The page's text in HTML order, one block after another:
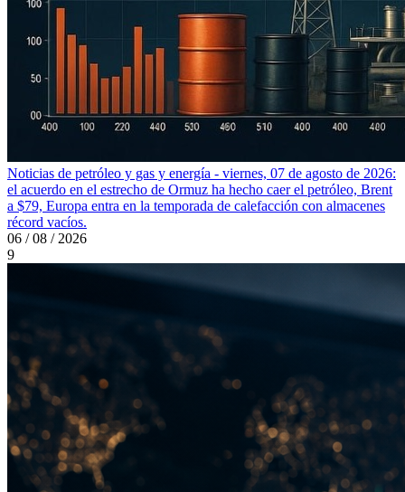
Noticias de petróleo y gas y energía - viernes, 07 de agosto de 2026:
el acuerdo en el estrecho de Ormuz ha hecho caer el petróleo, Brent
a $79, Europa entra en la temporada de calefacción con almacenes
récord vacíos.
06 / 08 / 2026
9